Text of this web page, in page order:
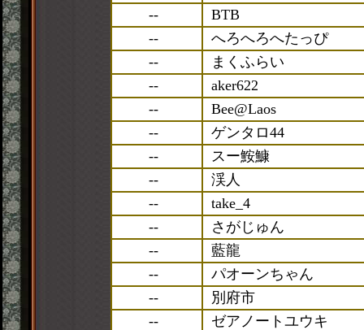
--
BTB
--
へろへろへたっぴ
--
まくふらい
--
aker622
--
Bee@Laos
--
ゲンタロ44
--
スー鮟鱇
--
渓人
--
take_4
--
さがじゅん
--
藍龍
--
パオーンちゃん
--
別府市
--
ゼアノートユウキ